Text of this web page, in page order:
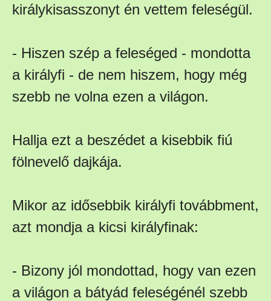
királykisasszonyt én vettem feleségül.
- Hiszen szép a feleséged - mondotta
a királyfi - de nem hiszem, hogy még
szebb ne volna ezen a világon.
Hallja ezt a beszédet a kisebbik fiú
fölnevelő dajkája.
Mikor az idősebbik királyfi továbbment,
azt mondja a kicsi királyfinak:
- Bizony jól mondottad, hogy van ezen
a világon a bátyád feleségénél szebb